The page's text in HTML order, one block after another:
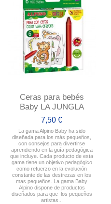
Ceras para bebés
Baby LA JUNGLA
7,50 €
La gama Alpino Baby ha sido
diseñada para los más pequeños,
con consejos para divertirse
aprendiendo en la guía pedagógica
que incluye. Cada producto de esta
gama tiene un objetivo pedagógico
como refuerzo en la evolución
constante de las destrezas en los
mas pequeños. La gama Baby
Alpino dispone de productos
diseñados para que los pequeños
artistas...